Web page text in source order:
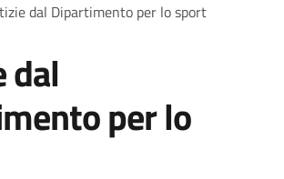
dal Dipartimento per lo sport
dal
per lo